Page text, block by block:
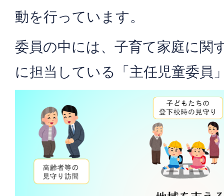
動を行っています。
委員の中には、子育て家庭に関
に担当している「主任児童委員